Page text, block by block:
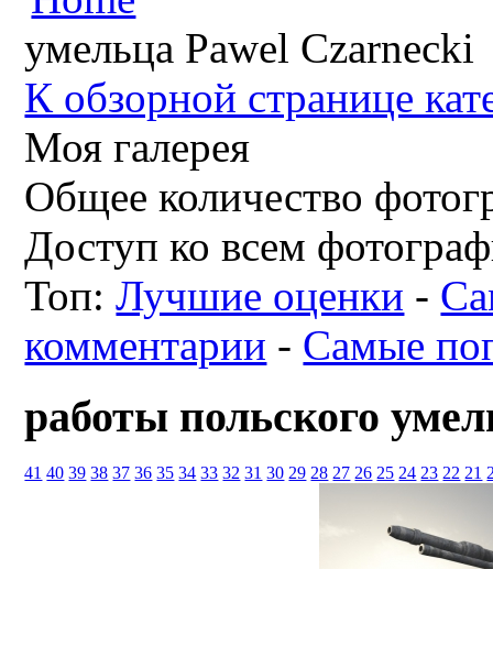
умельца Pawel Czarnecki
К обзорной странице
Моя галерея
Общее количество
Доступ ко всем
Топ:Лучшие оценки -
комментарии - Самые
работы польского
41 40 39 38 37 36 35 34 33 32 31 30 29 28 27 26 25 24 23 22 21